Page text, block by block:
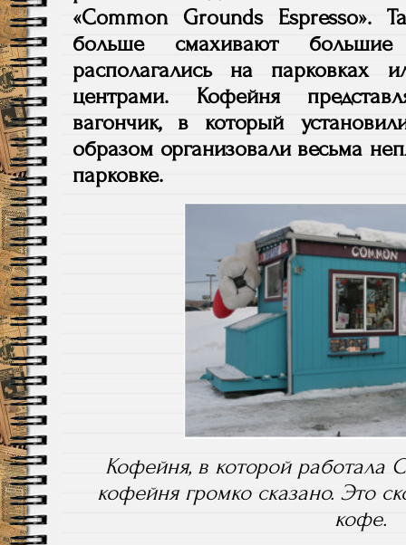
«Common Grounds Espresso».
больше смахивают
располагались на парковках
центрами. Кофейня
вагончик, в который
образом организовали весьма
парковке.
Кофейня, в которой работала
кофейня громко сказано. Это
кофе.